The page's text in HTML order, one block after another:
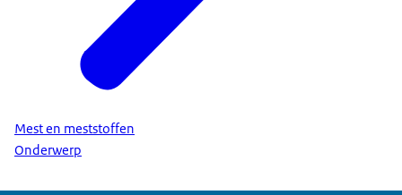
Mest en meststoffen
Onderwerp